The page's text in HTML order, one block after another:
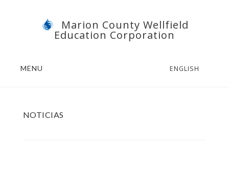
Marion County Wellfield
Education Corporation
MENU ENGLISH
NOTICIAS